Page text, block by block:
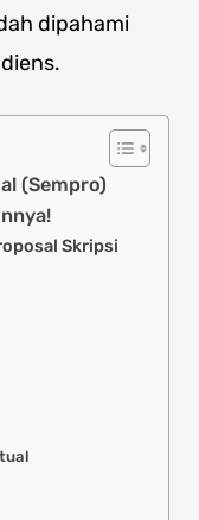
dipahami
(Sempro)
Skripsi